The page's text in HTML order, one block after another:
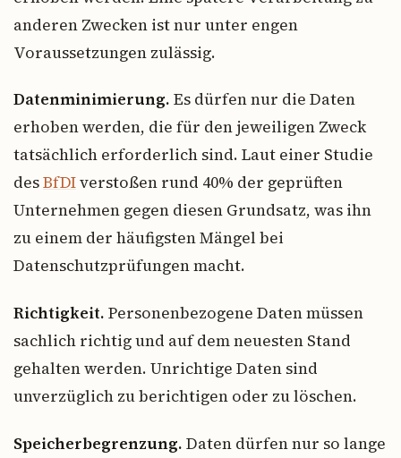
anderen Zwecken ist nur unter engen
Voraussetzungen zulässig.
Datenminimierung. Es dürfen nur die Daten
erhoben werden, die für den jeweiligen Zweck
tatsächlich erforderlich sind. Laut einer Studie
desBfDIverstoßen rund 40% der geprüften
Unternehmen gegen diesen Grundsatz, was ihn
zu einem der häufigsten Mängel bei
Datenschutzprüfungen macht.
Richtigkeit. Personenbezogene Daten müssen
sachlich richtig und auf dem neuesten Stand
gehalten werden. Unrichtige Daten sind
unverzüglich zu berichtigen oder zu löschen.
Speicherbegrenzung. Daten dürfen nur so lange